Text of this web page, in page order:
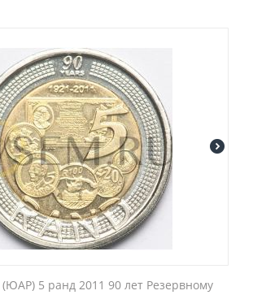
5 ранд 2011 90 лет Резервному